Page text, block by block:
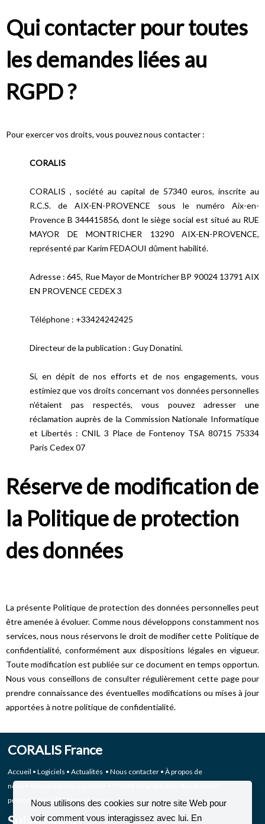
Qui contacter pour toutes
les demandes liées au
RGPD ?
Pour exercer vos droits, vous pouvez nous contacter :
CORALIS
CORALIS , société au capital de 57340 euros, inscrite au
R.C.S. de AIX-EN-PROVENCE sous le numéro Aix-en-
Provence B 344415856, dont le siège social est situé au RUE
MAYOR DE MONTRICHER 13290 AIX-EN-PROVENCE,
représenté par Karim FEDAOUI dûment habilité.
Adresse : 645, Rue Mayor de Montricher BP 90024 13791 AIX
EN PROVENCE CEDEX 3
Téléphone : +33424242425
Directeur de la publication : Guy Donatini.
Si, en dépit de nos efforts et de nos engagements, vous
estimiez que vos droits concernant vos données personnelles
n’étaient pas respectés, vous pouvez adresser une
réclamation auprès de la Commission Nationale Informatique
et Libertés : CNIL 3 Place de Fontenoy TSA 80715 75334
Paris Cedex 07
Réserve de modification de
la Politique de protection
des données
La présente Politique de protection des données personnelles peut
être amenée à évoluer. Comme nous développons constamment nos
services, nous nous réservons le droit de modifier cette Politique de
confidentialité, conformément aux dispositions légales en vigueur.
Toute modification est publiée sur ce document en temps opportun.
Nous vous conseillons de consulter régulièrement cette page pour
prendre connaissance des éventuelles modifications ou mises à jour
apportées à notre politique de confidentialité.
CORALIS France
Accueil • Logiciels • Actualités • Nous contacter • À propos de
nous
personnelles• Mentions légales
Nous utilisons des cookies sur notre site Web pour
voir comment vous interagissez avec lui. En